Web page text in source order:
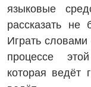
языковые
рассказать
Играть
процессе
которая ведёт